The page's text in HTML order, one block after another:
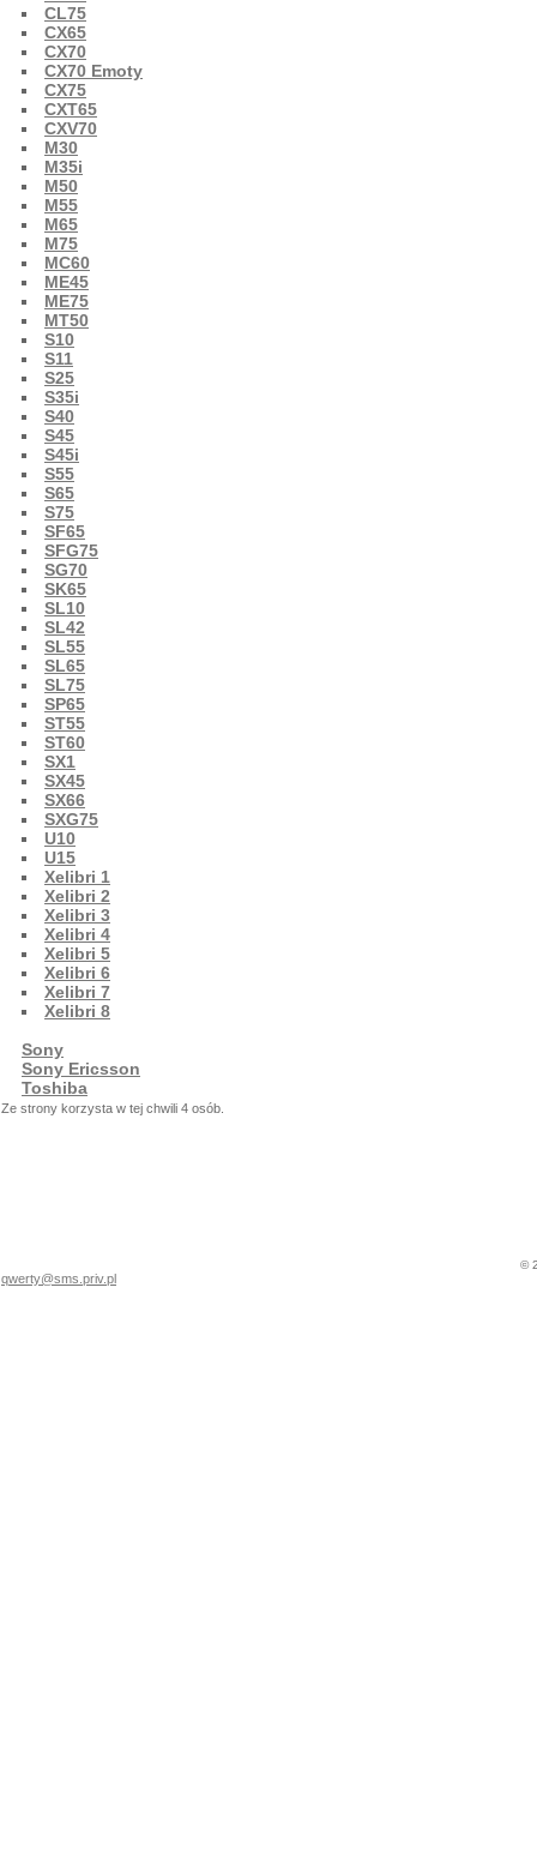
CL75
CX65
CX70
CX70 Emoty
CX75
CXT65
CXV70
M30
M35i
M50
M55
M65
M75
MC60
ME45
ME75
MT50
S10
S11
S25
S35i
S40
S45
S45i
S55
S65
S75
SF65
SFG75
SG70
SK65
SL10
SL42
SL55
SL65
SL75
SP65
ST55
ST60
SX1
SX45
SX66
SXG75
U10
U15
Xelibri 1
Xelibri 2
Xelibri 3
Xelibri 4
Xelibri 5
Xelibri 6
Xelibri 7
Xelibri 8
Sony
Sony Ericsson
Toshiba
Ze strony korzysta w tej chwili 4 osób.
©
qwerty@sms.priv.pl